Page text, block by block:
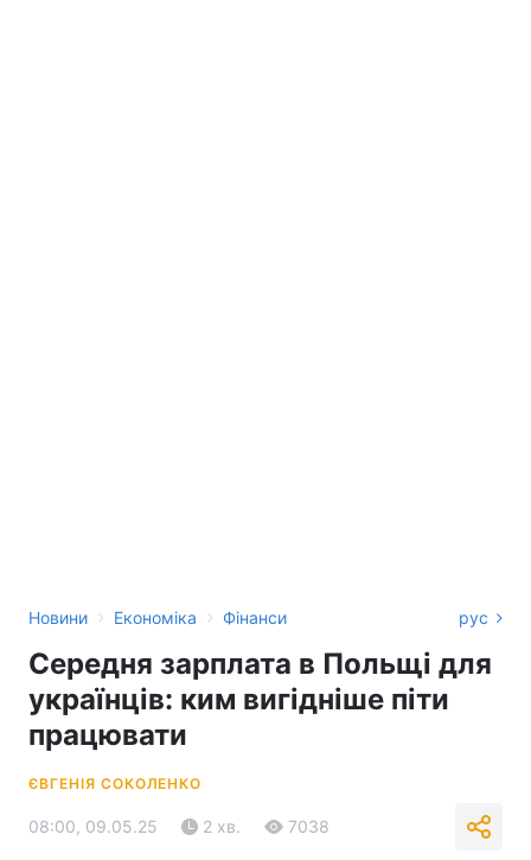
Новини › Економіка › Фінанси рус
Середня зарплата в Польщі для
українців: ким вигідніше піти
працювати
ЄВГЕНІЯ СОКОЛЕНКО
08:00, 09.05.25 2 хв. 7038